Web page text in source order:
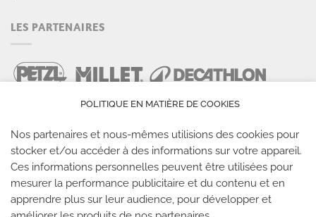
LES PARTENAIRES
LES SALLES CLIMB UP
POLITIQUE EN MATIÈRE DE COOKIES
Nos partenaires et nous-mêmes utilisions des cookies pour
stocker et/ou accéder à des informations sur votre appareil.
Ces informations personnelles peuvent être utilisées pour
mesurer la performance publicitaire et du contenu et en
apprendre plus sur leur audience, pour développer et